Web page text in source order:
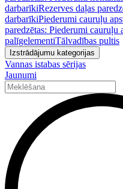
darbarīkiRezerves daļas
darbarīkiPiederumi cauruļu
paredzētas: Piederumi cauruļu
palīgelementiTālvadības pultis
Izstrādājumu kategorijas
Vannas istabas sērijas
Jaunumi